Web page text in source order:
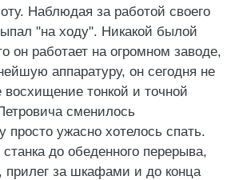
Наблюдая за работой своего
"на ходу". Никакой былой
он работает на огромном заводе,
аппаратуру, он сегодня не
тонкой и точной
сменилось
ужасно хотелось спать.
станка до обеденного перерыва,
прилег за шкафами и до конца